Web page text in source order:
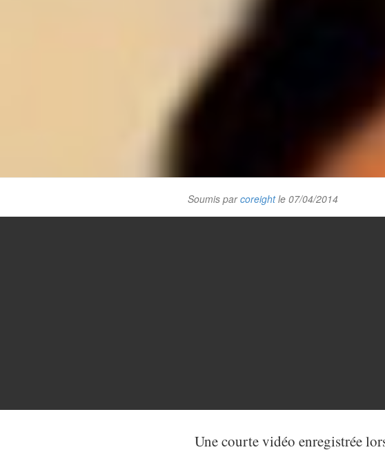
Soumis parcoreightle 07/04/2014
Une courte vidéo enregistrée